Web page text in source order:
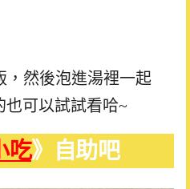
，然後泡進湯裡一起
可以試試看哈~
吃》自助吧